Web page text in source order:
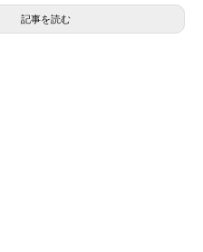
記事を読む